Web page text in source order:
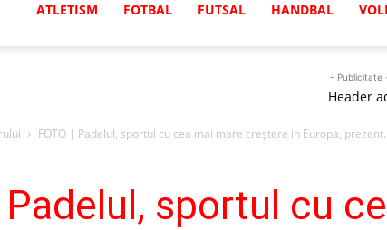
ATLETISM FOTBAL FUTSAL HANDBAL
- Publicitate
Header
FOTO | Padelul, sportul cu cea mai mare creștere in Europa,
Padelul, sportul cu